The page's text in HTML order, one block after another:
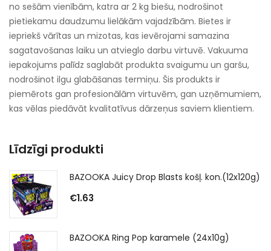
no sešām vienībām, katra ar 2 kg biešu, nodrošinot
pietiekamu daudzumu lielākām vajadzībām. Bietes ir
iepriekš vārītas un mizotas, kas ievērojami samazina
sagatavošanas laiku un atvieglo darbu virtuvē. Vakuuma
iepakojums palīdz saglabāt produkta svaigumu un garšu,
nodrošinot ilgu glabāšanas termiņu. Šis produkts ir
piemērots gan profesionālām virtuvēm, gan uzņēmumiem,
kas vēlas piedāvāt kvalitatīvus dārzeņus saviem klientiem.
Līdzīgi produkti
BAZOOKA Juicy Drop Blasts košļ. kon.(12x120g)
€1.63
BAZOOKA Ring Pop karamele (24x10g)